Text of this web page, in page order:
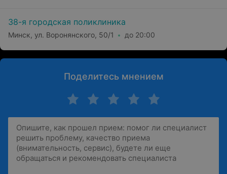
38-я городская поликлиника
Минск, ул. Воронянского, 50/1 до 20:00
Поделитесь мнением